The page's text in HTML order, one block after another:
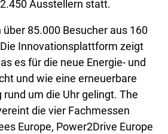
Ausstellern statt.
85.000 Besucher aus 160
Innovationsplattform zeigt
es für die neue Energie- und
und wie eine erneuerbare
rund um die Uhr gelingt. The
die vier Fachmessen
Europe, Power2Drive Europe